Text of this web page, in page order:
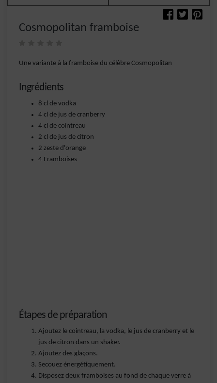
Cosmopolitan framboise
Une variante à la framboise du célèbre Cosmopolitan
Ingrédients
8 cl de vodka
4 cl de jus de cranberry
4 cl de cointreau
2 cl de jus de citron
2 zeste d'orange
4 Framboises
Étapes de préparation
Ajoutez le cointreau, la vodka, le jus de cranberry et le
jus de citron dans un shaker.
Ajoutez des glaçons.
Secouez énergétiquement.
Disposez deux framboises au fond de chaque verre à